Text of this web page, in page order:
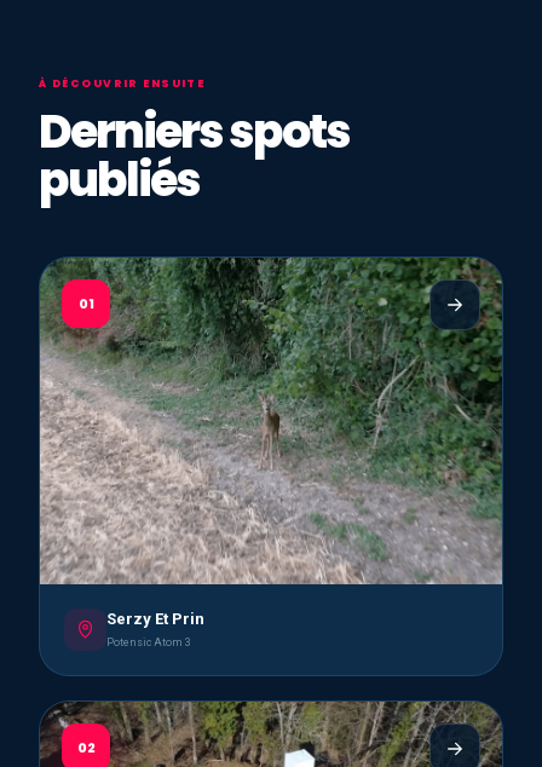
À DÉCOUVRIR ENSUITE
Derniers spots
publiés
01
Serzy Et Prin
Potensic Atom 3
02